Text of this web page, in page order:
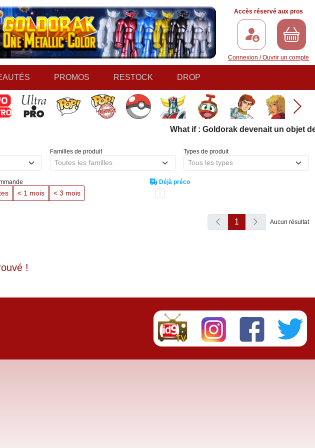
Accès réservé aux pros
Connexion / Ouvrir un compte
PROMOS RESTOCK DROP
What if : Goldorak devenait un objet
Familles de produit
Toutes les familles
Types de produit
Tous les types
< 1 mois < 3 mois
Déjà préco
1 Aucun résultat
!